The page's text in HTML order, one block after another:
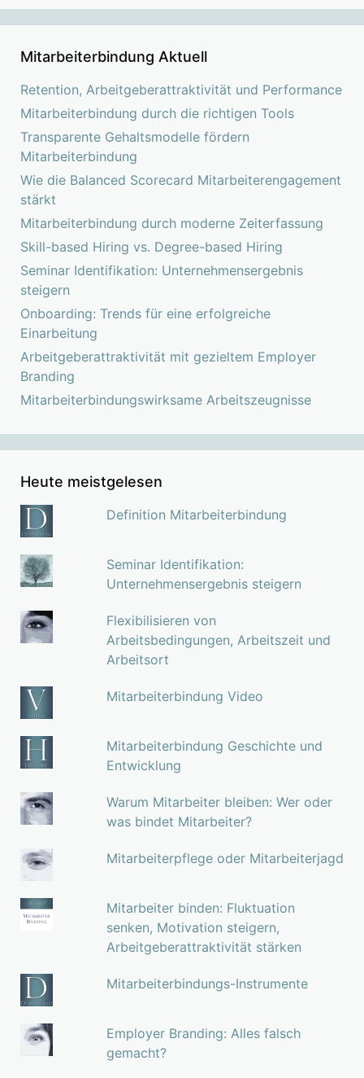
Mitarbeiterbindung Aktuell
Retention, Arbeitgeberattraktivität und Performance
Mitarbeiterbindung durch die richtigen Tools
Transparente Gehaltsmodelle fördern
Mitarbeiterbindung
Wie die Balanced Scorecard Mitarbeiterengagement
stärkt
Mitarbeiterbindung durch moderne Zeiterfassung
Skill-based Hiring vs. Degree-based Hiring
Seminar Identifikation: Unternehmensergebnis
steigern
Onboarding: Trends für eine erfolgreiche
Einarbeitung
Arbeitgeberattraktivität mit gezieltem Employer
Branding
Mitarbeiterbindungswirksame Arbeitszeugnisse
Heute meistgelesen
Definition Mitarbeiterbindung
Seminar Identifikation:
Unternehmensergebnis steigern
Flexibilisieren von
Arbeitsbedingungen, Arbeitszeit und
Arbeitsort
Mitarbeiterbindung Video
Mitarbeiterbindung Geschichte und
Entwicklung
Warum Mitarbeiter bleiben: Wer oder
was bindet Mitarbeiter?
Mitarbeiterpflege oder Mitarbeiterjagd
Mitarbeiter binden: Fluktuation
senken, Motivation steigern,
Arbeitgeberattraktivität stärken
Mitarbeiterbindungs-Instrumente
Employer Branding: Alles falsch
gemacht?